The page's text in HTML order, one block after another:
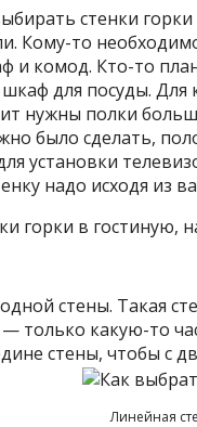
стенки
Кому-то
и комод. Кто-то
для посуды. Для
нужны полки
было сделать,
установки
надо исходя из
горки в гостиную,
стены. Такая
только какую-то
стены, чтобы с
Линейная